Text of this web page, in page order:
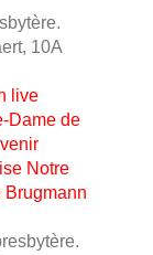
10A
live
Dame de
Notre
Brugmann